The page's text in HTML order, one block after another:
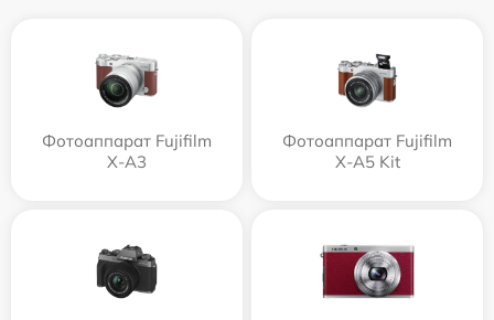
Фотоаппарат Fujifilm
X-A3
Фотоаппарат Fujifilm
X-A5 Kit